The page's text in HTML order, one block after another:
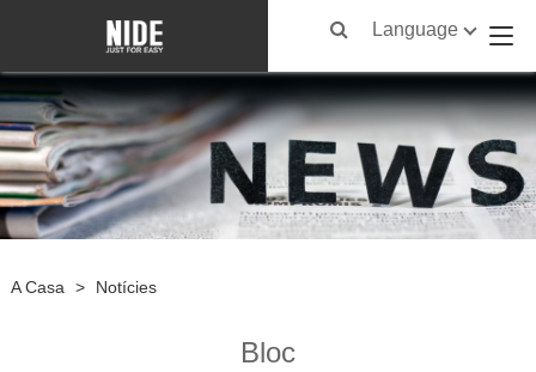
Language
A Casa > Notícies
Bloc